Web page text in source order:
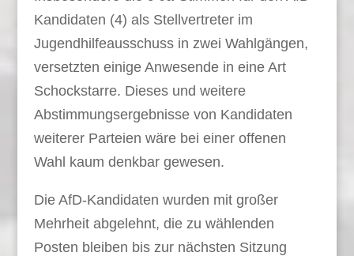
Kandidaten (4) als Stellvertreter im
Jugendhilfeausschuss in zwei Wahlgängen,
versetzten einige Anwesende in eine Art
Schockstarre. Dieses und weitere
Abstimmungsergebnisse von Kandidaten
weiterer Parteien wäre bei einer offenen
Wahl kaum denkbar gewesen.
Die AfD-Kandidaten wurden mit großer
Mehrheit abgelehnt, die zu wählenden
Posten bleiben bis zur nächsten Sitzung